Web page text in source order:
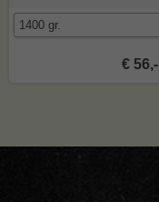
€ 56,-